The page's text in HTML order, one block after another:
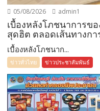
05/08/2026 admin1
เบื้องหลังโภชนาการข
สุดฮิต ตลอดเส้นทางกา
เบื้องหลังโภชนาก...
ข่าวทั่วไทย ข่าวประชาสัมพันธ์